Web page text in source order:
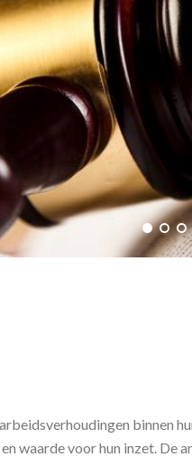
binnen
waarde voor hun inzet. De